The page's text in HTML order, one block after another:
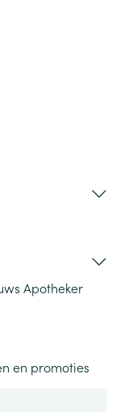
Apotheker
en promoties